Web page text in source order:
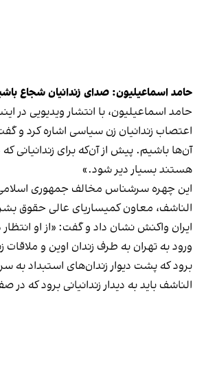
حامد اسماعیلیون: صدای زندانیان شجاع
حامد اسماعیلیون، با انتشار ویدیویی در
اعتصاب زندانیان زن سیاسی اشاره کرد و
آن‌ها باشیم. پیش از آن‌که برای زندانیانی
هستند بسیار دیر شود.»
این چهره سرشناس مخالف جمهوری
الناشف، معاون کمیساریای عالی حقوق
ایران واکنش نشان داد و گفت: «از او
ورود به تهران به طرف زندان اوین و ملاقات
برود که پشت دیوار زندان‌های استبداد به
الناشف باید به دیدار زندانیانی برود که